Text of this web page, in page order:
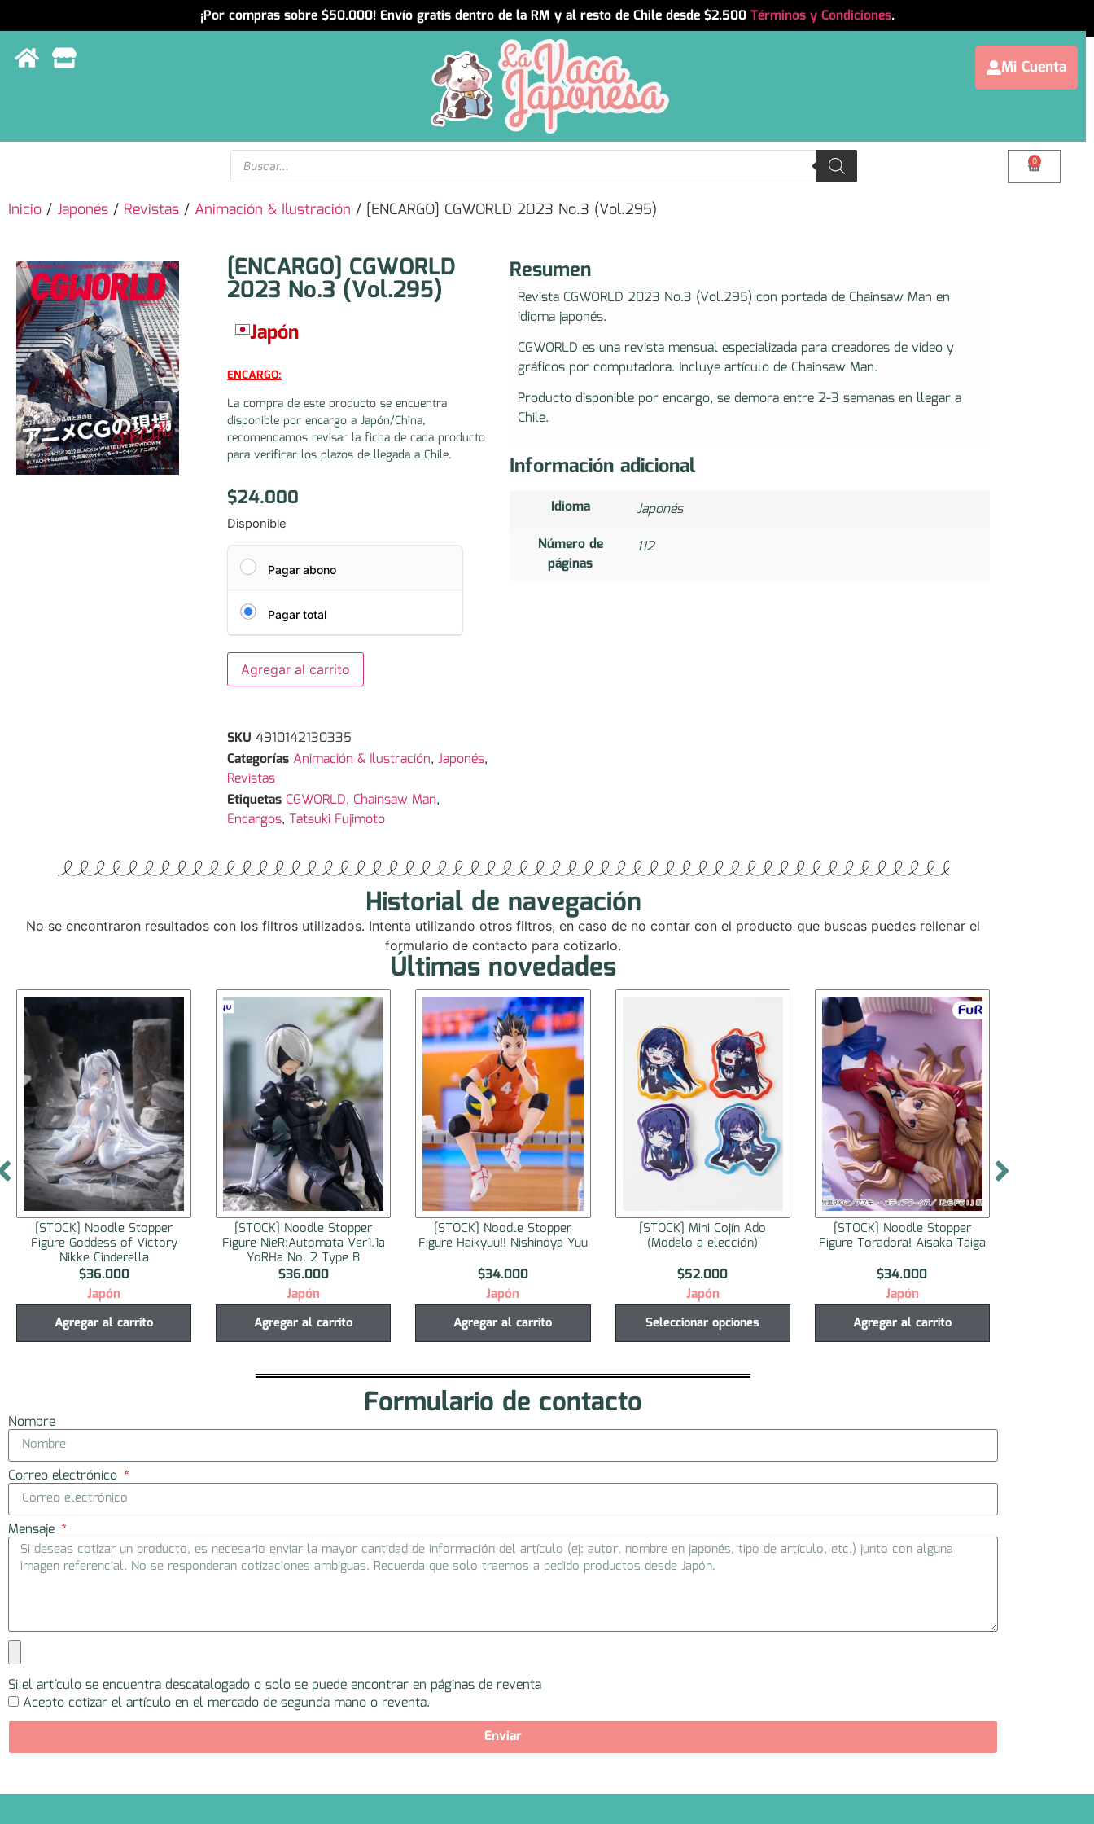
¡Por compras sobre $50.000! Envío gratis dentro de la RM y al resto de Chile desde $2.500 Términos y Condiciones.
Mi Cuenta
0
Inicio / Japonés / Revistas / Animación & Ilustración / [ENCARGO] CGWORLD 2023 No.3 (Vol.295)
[ENCARGO] CGWORLD
2023 No.3 (Vol.295)
Japón
ENCARGO:
La compra de este producto se encuentra
disponible por encargo a Japón/China,
recomendamos revisar la ficha de cada producto
para verificar los plazos de llegada a Chile.
$24.000
Disponible
Pagar abono
Pagar total
Agregar al carrito
SKU4910142130335
Categorías Animación & Ilustración,Japonés,
Revistas
Etiquetas CGWORLD, Chainsaw Man,
Encargos,Tatsuki Fujimoto
Resumen
Revista CGWORLD 2023 No.3 (Vol.295) con portada de Chainsaw Man en
idioma japonés.
CGWORLD es una revista mensual especializada para creadores de video y
gráficos por computadora. Incluye artículo de Chainsaw Man.
Producto disponible por encargo, se demora entre 2-3 semanas en llegar a
Chile.
Información adicional
Idioma
Japonés
Número de
páginas
112
Historial de navegación
No se encontraron resultados con los filtros utilizados. Intenta utilizando otros filtros, en caso de no contar con el producto que buscas puedes rellenar el
formulario de contacto para cotizarlo.
Últimas novedades
[STOCK] Noodle Stopper
Figure NieR:Automata Ver1.1a
YoRHa No. 2 Type B
$36.000
Japón
Agregar al carrito
[STOCK] Noodle Stopper
Figure Haikyuu!! Nishinoya Yuu
$34.000
Japón
Agregar al carrito
[STOCK] Mini Cojín Ado
(Modelo a elección)
$52.000
Japón
Seleccionar opciones
[STOCK] Noodle Stopper
Figure Toradora! Aisaka Taiga
$34.000
Japón
Agregar al carrito
[STOCK] TENCHIMUYO! RYO
OHKI Part 2
$39.000
Japón
Agregar al carrito
Formulario de contacto
Nombre
Correo electrónico
Mensaje
Si el artículo se encuentra descatalogado o solo se puede encontrar en páginas de reventa
Acepto cotizar el artículo en el mercado de segunda mano o reventa.
Enviar